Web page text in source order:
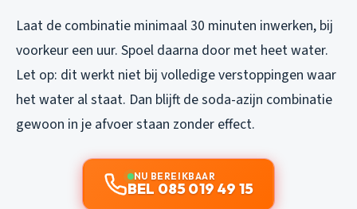
Laat de combinatie minimaal 30 minuten inwerken, bij
voorkeur een uur. Spoel daarna door met heet water.
Let op: dit werkt niet bij volledige verstoppingen waar
het water al staat. Dan blijft de soda-azijn combinatie
gewoon in je afvoer staan zonder effect.
NU BEREIKBAAR
BEL 085 019 49 15